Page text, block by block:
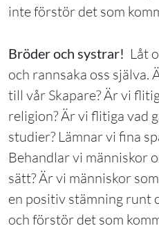
inte förstör det som
Bröder och systrar! Låt
och rannsaka oss själva.
till vår Skapare? Är vi
religion? Är vi flitiga vad
studier? Lämnar vi fina
Behandlar vi människor
sätt? Är vi människor
en positiv stämning runt
och förstör det som